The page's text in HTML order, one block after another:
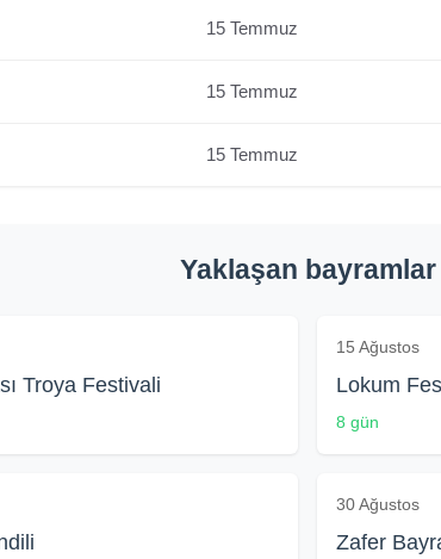
15 Temmuz
15 Temmuz
15 Temmuz
Yaklaşan bayramlar
Troya Festivali
15 Ağustos
Lokum
8 gün
30 Ağustos
Zafer